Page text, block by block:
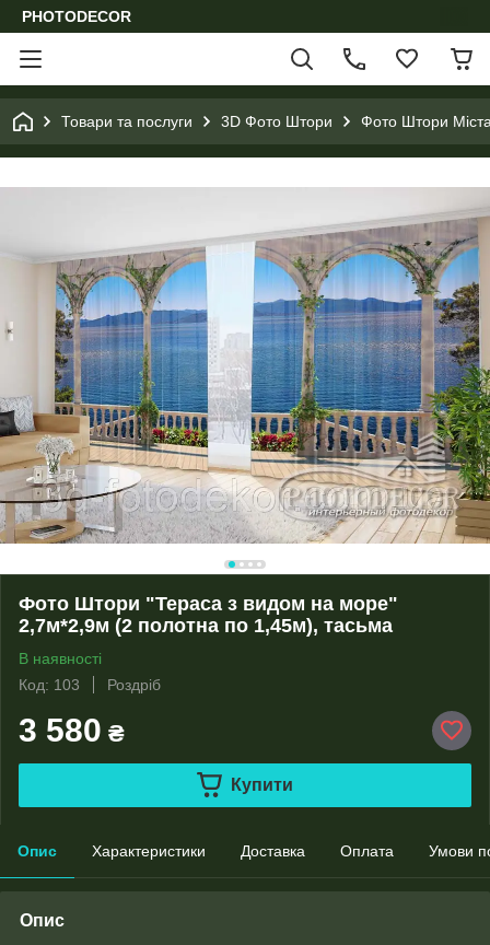
PHOTODECOR
Товари та послуги 3D Фото Штори Фото Штори
Фото Штори "Тераса з видом на море"
2,7м*2,9м (2 полотна по 1,45м), тасьма
В наявності
Код: 103
Роздріб
3 580 ₴
Купити
Опис Характеристики Доставка Оплата Умови
Опис